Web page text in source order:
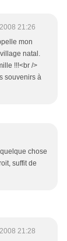
21:26
mon
natal.
!!!<br />
souvenirs à
chose
suffit de
21:28